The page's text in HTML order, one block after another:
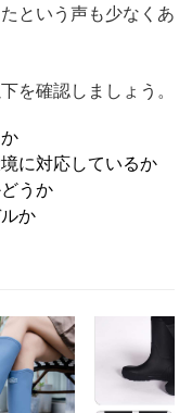
という声も少なくあ
を確認しましょう。
に対応しているか
うか
か